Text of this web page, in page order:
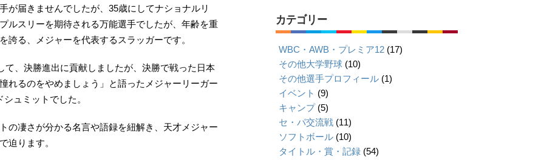
が届きませんでしたが、35歳にしてナショナルリ
ルスリーを期待される万能選手でしたが、年齢を重
る、メジャーを代表するスラッガーです。
て、決勝進出に貢献しましたが、決勝で戦った日本
れるのをやめましょう」と語ったメジャーリーガー
ュミットでした。
の凄さが分かる名言や語録を紐解き、天才メジャー
迫ります。
カテゴリー
WBC・AWB・プレミア12 (17)
その他大学野球 (10)
その他選手プロフィール (1)
イベント (9)
キャンプ(5)
セ・パ交流戦 (11)
ソフトボール (10)
タイトル・賞・記録 (54)